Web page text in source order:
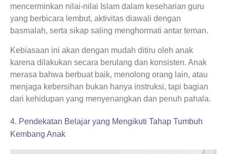
mencerminkan nilai-nilai Islam dalam keseharian guru
yang berbicara lembut, aktivitas diawali dengan
basmalah, serta sikap saling menghormati antar teman.
Kebiasaan ini akan dengan mudah ditiru oleh anak
karena dilakukan secara berulang dan konsisten. Anak
merasa bahwa berbuat baik, menolong orang lain, atau
menjaga kebersihan bukan hanya instruksi, tapi bagian
dari kehidupan yang menyenangkan dan penuh pahala.
4. Pendekatan Belajar yang Mengikuti Tahap Tumbuh
Kembang Anak